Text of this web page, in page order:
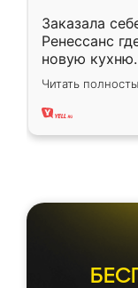
Заказала
Ренессанс
новую
вполне
два года,
Читать